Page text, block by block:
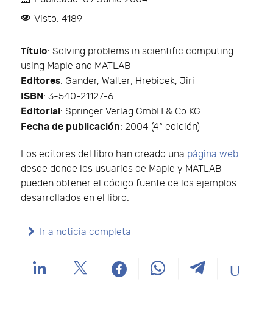
Visto: 4189
Título: Solving problems in scientific computing
using Maple and MATLAB
Editores: Gander, Walter; Hrebicek, Jiri
ISBN: 3-540-21127-6
Editorial: Springer Verlag GmbH & Co.KG
Fecha de publicación: 2004 (4ª edición)
Los editores del libro han creado una página web
desde donde los usuarios de Maple y MATLAB
pueden obtener el código fuente de los ejemplos
desarrollados en el libro.
Ir a noticia completa